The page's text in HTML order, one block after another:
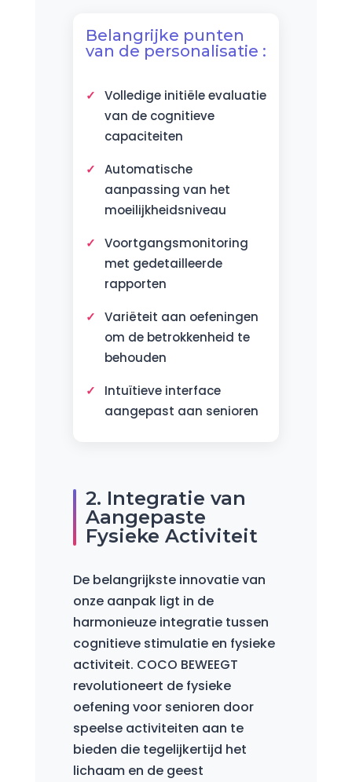
Belangrijke punten
van de personalisatie :
Volledige initiële evaluatie
van de cognitieve
capaciteiten
Automatische
aanpassing van het
moeilijkheidsniveau
Voortgangsmonitoring
met gedetailleerde
rapporten
Variëteit aan oefeningen
om de betrokkenheid te
behouden
Intuïtieve interface
aangepast aan senioren
2. Integratie van
Aangepaste
Fysieke Activiteit
De belangrijkste innovatie van
onze aanpak ligt in de
harmonieuze integratie tussen
cognitieve stimulatie en fysieke
activiteit. COCO BEWEEGT
revolutioneert de fysieke
oefening voor senioren door
speelse activiteiten aan te
bieden die tegelijkertijd het
lichaam en de geest